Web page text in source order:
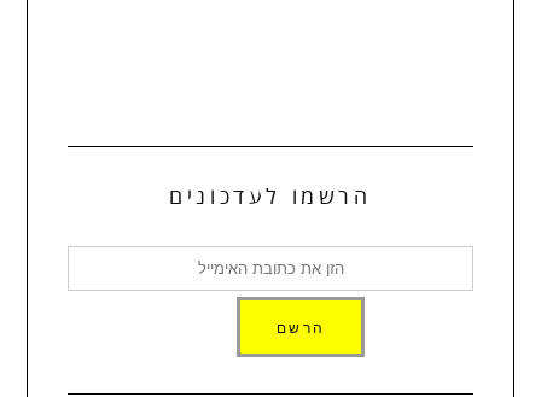
הרשמו לעדכונים